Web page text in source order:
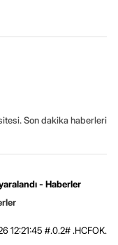
Son dakika haberleri
- Haberler
12:21:45 #.0.2# .HCFOK.